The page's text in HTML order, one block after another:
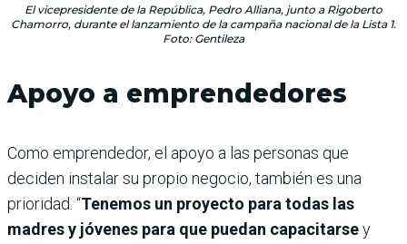
El vicepresidente de la República, Pedro Alliana, junto a Rigoberto
Chamorro, durante el lanzamiento de la campaña nacional de la Lista 1.
Foto: Gentileza
Apoyo a emprendedores
Como emprendedor, el apoyo a las personas que
deciden instalar su propio negocio, también es una
prioridad. “Tenemos un proyecto para todas las
madres y jóvenes para que puedan capacitarsey